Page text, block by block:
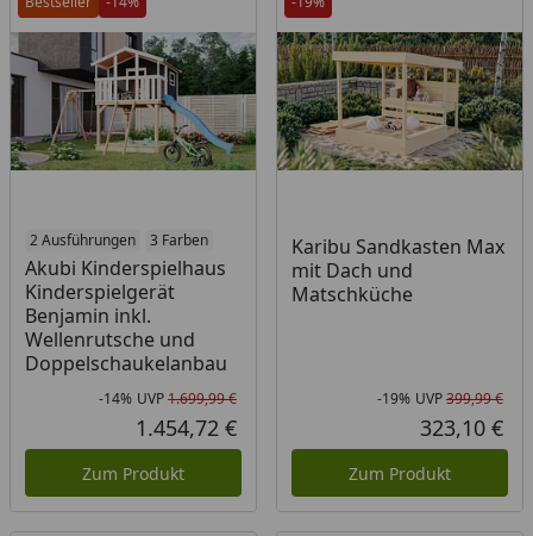
2 Ausführungen 3 Farben
Akubi Kinderspielhaus
Kinderspielgerät
Benjamin inkl.
Wellenrutsche und
Doppelschaukelanbau
Rabatt in Prozent
-14%
Ursprünglicher Preis
UVP1.699,99 €
Aktueller Preis
1.454,72 €
Zum Produkt
Karibu Sandkasten Max
mit Dach und
Matschküche
-19% UVP399,99 €
323,10 €
Zum Produkt